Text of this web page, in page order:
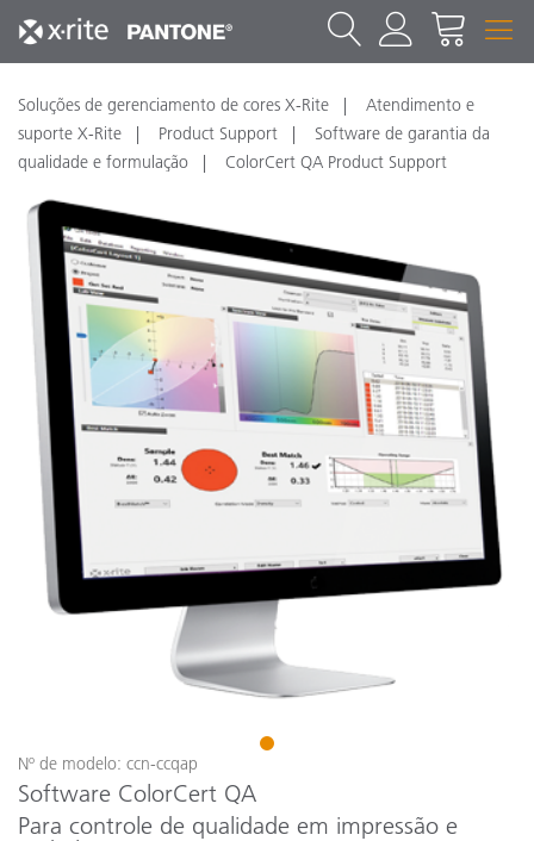
Soluções de gerenciamento de cores X-Rite
Atendimento e
suporte X-Rite
Product Support
Software de garantia da
qualidade e formulação
ColorCert QA Product Support
1
Nº de modelo: ccn-ccqap
Software ColorCert QA
Para controle de qualidade em impressão e